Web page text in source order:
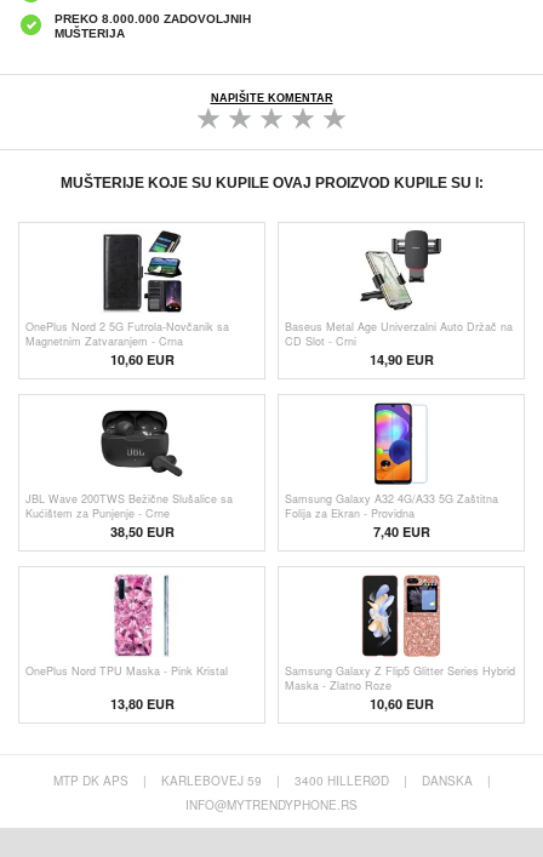
PREKO 8.000.000 ZADOVOLJNIH
MUŠTERIJA
NAPIŠITE KOMENTAR
MUŠTERIJE KOJE SU KUPILE OVAJ PROIZVOD KUPILE SU I:
OnePlus Nord 2 5G Futrola-Novčanik sa
Magnetnim Zatvaranjem - Crna
10,60 EUR
Baseus Metal Age Univerzalni Auto Držač na
CD Slot - Crni
14,90 EUR
JBL Wave 200TWS Bežične Slušalice sa
Kućištem za Punjenje - Crne
38,50 EUR
Samsung Galaxy A32 4G/A33 5G Zaštitna
Folija za Ekran - Providna
7,40 EUR
OnePlus Nord TPU Maska - Pink Kristal
13,80 EUR
Samsung Galaxy Z Flip5 Glitter Series Hybrid
Maska - Zlatno Roze
10,60 EUR
MTP DK APS | KARLEBOVEJ 59 | 3400 HILLERØD | DANSKA
|
INFO@MYTRENDYPHONE.RS